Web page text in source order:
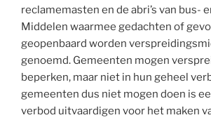
reclamemasten en de abri’s van bus-
Middelen waarmee gedachten of
geopenbaard worden
genoemd. Gemeenten mogen
beperken, maar niet in hun geheel
gemeenten dus niet mogen doen is
verbod uitvaardigen voor het maken